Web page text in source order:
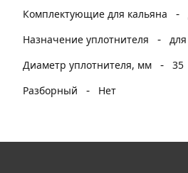
Комплектующие для кальяна
-
Назначение уплотнителя
-
Диаметр уплотнителя, мм
- 35
Разборный
- Нет